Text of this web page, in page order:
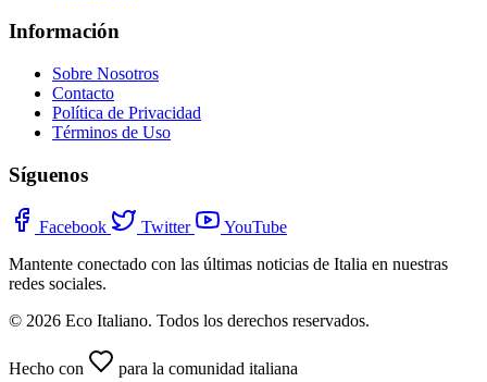
Información
Sobre Nosotros
Contacto
Política de Privacidad
Términos de Uso
Síguenos
Facebook Twitter
YouTube
Mantente conectado con las últimas noticias de Italia en nuestras
redes sociales.
© 2026 Eco Italiano. Todos los derechos reservados.
Hecho con para la comunidad italiana